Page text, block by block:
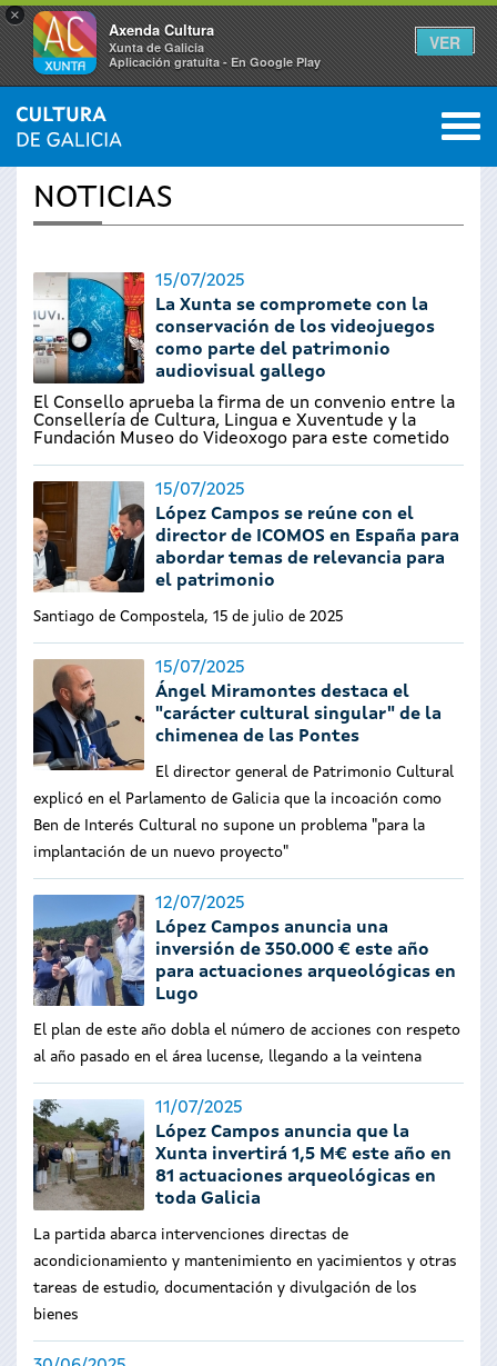
×
Axenda Cultura
Xunta de Galicia
Aplicación gratuíta - En Google Play
VER
Se
encuentra
usted
aquí
INICIO › ACTUALIDAD 0
NOTICIAS
15/07/2025
La Xunta se compromete con la
conservación de los videojuegos
como parte del patrimonio
audiovisual gallego
El Consello aprueba la firma de un convenio entre la
Consellería de Cultura, Lingua e Xuventude y la
Fundación Museo do Videoxogo para este cometido
15/07/2025
López Campos se reúne con el
director de ICOMOS en España para
abordar temas de relevancia para
el patrimonio
Santiago de Compostela, 15 de julio de 2025
15/07/2025
Ángel Miramontes destaca el
"carácter cultural singular" de la
chimenea de las Pontes
El director general de Patrimonio Cultural
explicó en el Parlamento de Galicia que la incoación como
Ben de Interés Cultural no supone un problema "para la
implantación de un nuevo proyecto"
12/07/2025
López Campos anuncia una
inversión de 350.000 € este año
para actuaciones arqueológicas en
Lugo
El plan de este año dobla el número de acciones con respeto
al año pasado en el área lucense, llegando a la veintena
11/07/2025
López Campos anuncia que la
Xunta invertirá 1,5 M€ este año en
81 actuaciones arqueológicas en
toda Galicia
La partida abarca intervenciones directas de
acondicionamiento y mantenimiento en yacimientos y otras
tareas de estudio, documentación y divulgación de los
bienes